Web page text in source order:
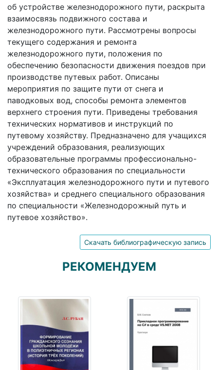
об устройстве железнодорожного пути, раскрыта
взаимосвязь подвижного состава и
железнодорожного пути. Рассмотрены вопросы
текущего содержания и ремонта
железнодорожного пути, положения по
обеспечению безопасности движения поездов при
производстве путевых работ. Описаны
мероприятия по защите пути от снега и
паводковых вод, способы ремонта элементов
верхнего строения пути. Приведены требования
технических нормативов и инструкций по
путевому хозяйству. Предназначено для учащихся
учреждений образования, реализующих
образовательные программы профессионально-
технического образования по специальности
«Эксплуатация железнодорожного пути и путевого
хозяйства» и среднего специального образования
по специальности «Железнодорожный путь и
путевое хозяйство».
Скачать библиографическую запись
РЕКОМЕНДУЕМ